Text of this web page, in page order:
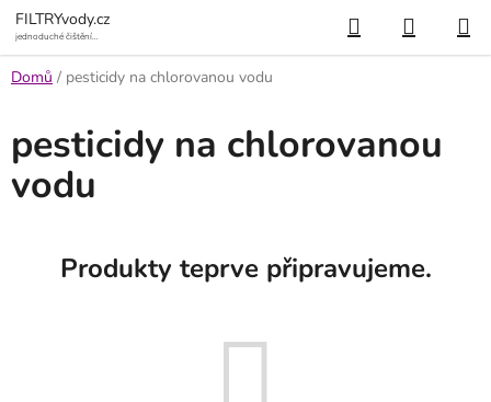
Přejít
na
obsah
FILTRYvody.cz
jednoduché čištění
Hledat
KOŠÍK
Domů / pesticidy na chlorovanou vodu
pesticidy na chlorovanou
vodu
Produkty teprve připravujeme.